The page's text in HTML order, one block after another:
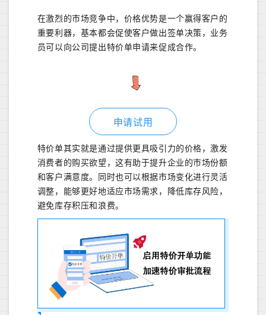
在激烈的市场竞争中，价格优势是一个赢得客户的
重要利器，基本都会促使客户做出签单决策，业务
员可以向公司提出特价单申请来促成合作。
申请试用
特价单其实就是通过提供更具吸引力的价格，激发
消费者的购买欲望，这有助于提升企业的市场份额
和客户满意度。同时也可以根据市场变化进行灵活
调整，能够更好地适应市场需求，降低库存风险，
避免库存积压和浪费。